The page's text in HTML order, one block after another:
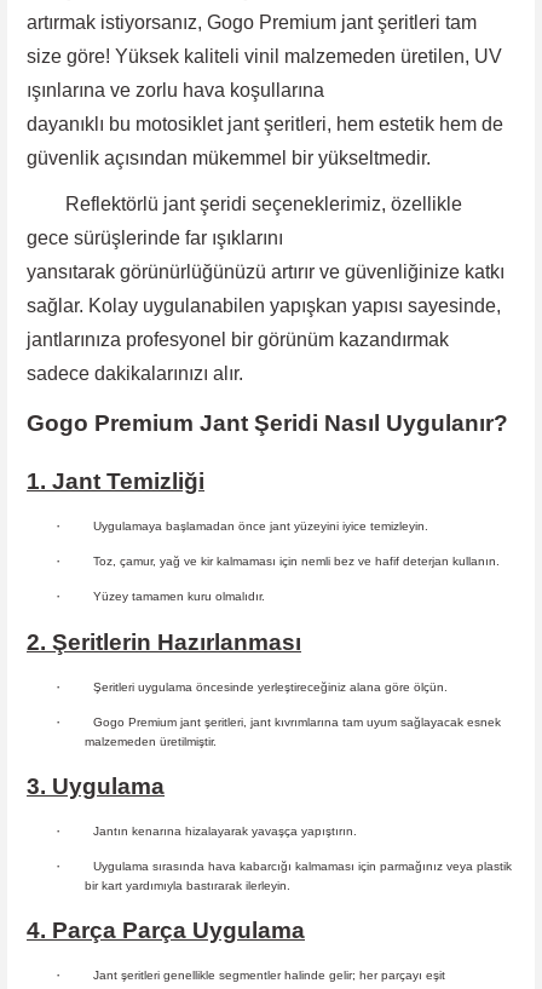
artırmak istiyorsanız, Gogo Premium jant şeritleri tam
size göre! Yüksek kaliteli vinil malzemeden üretilen, UV
ışınlarına ve zorlu hava koşullarına
dayanıklı bu motosiklet jant şeritleri, hem estetik hem de
güvenlik açısından mükemmel bir yükseltmedir.
Reflektörlü jant şeridi seçeneklerimiz, özellikle
gece sürüşlerinde far ışıklarını
yansıtarak görünürlüğünüzü artırır ve güvenliğinize katkı
sağlar. Kolay uygulanabilen yapışkan yapısı sayesinde,
jantlarınıza profesyonel bir görünüm kazandırmak
sadece dakikalarınızı alır.
Gogo Premium Jant Şeridi Nasıl Uygulanır?
1. Jant Temizliği
· Uygulamaya başlamadan önce jant yüzeyini iyice temizleyin.
· Toz, çamur, yağ ve kir kalmaması için nemli bez ve hafif deterjan kullanın.
· Yüzey tamamen kuru olmalıdır.
2. Şeritlerin Hazırlanması
· Şeritleri uygulama öncesinde yerleştireceğiniz alana göre ölçün.
·
Gogo Premium jant şeritleri, jant kıvrımlarına tam uyum sağlayacak esnek
malzemeden üretilmiştir.
3. Uygulama
· Jantın kenarına hizalayarak yavaşça yapıştırın.
·
Uygulama sırasında hava kabarcığı kalmaması için parmağınız veya plastik
bir kart yardımıyla bastırarak ilerleyin.
4. Parça Parça Uygulama
·
Jant şeritleri genellikle segmentler halinde gelir; her parçayı eşit